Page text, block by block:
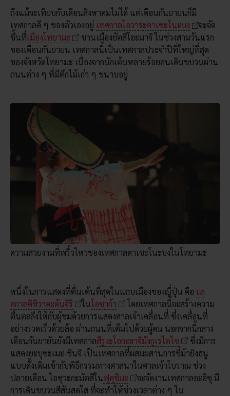
ถึงแม้จะเทียบกับเดือนสิงหาคมไม่ได้ แต่เดือนกันยายนก็มี
เทศกาลดี ๆ ของตัวเองอยู่ เทศกาลโอวาระคาเซะโนะบง
จะจัด
ขึ้นที่เมืองโทยามะ
ชานเมืองยัตสึโอะมาจิ ในช่วงสามวันแรก
ของเดือนกันยายน เทศกาลนี้เป็นเทศกาลประจำปีที่ใหญ่ที่สุด
ของจังหวัดโทยามะ เนื่องจากนักเต้นหลายร้อยคนเดินขบวนผ่าน
ถนนต่าง ๆ ที่มีตึกไม้เก่า ๆ ขนาบอยู่
ความสวยงามที่พริ้วไหวของเทศกาลคาเซะโนะบงในโทยามะ
หนึ่งในการแสดงที่ตื่นเต้นที่สุดในแถบเมืองของญี่ปุ่น คือ เท
ศกาลคิชิวาดะดันจิริ
ในโอซาก้า
โดยเทศกาลนี้จะสร้างความ
ตื่นตะลึงให้กับผู้ชมด้วยการแสดงศาลเจ้าเคลื่อนที่ ซึ่งเคลื่อนที่
อย่างรวดเร็วด้วยล้อ ผ่านถนนที่เต็มไปด้วยผู้คน นอกจากนี้กลาง
เดือนกันยายันยังมีเทศกาลสึรูงะโอกะฮาจิมังกูเรไตไซ
ซึ่งมีการ
แสดงยะบุซะเมะ-ชินจิ เป็นเทศกาลที่ผสมผสานการขี่ม้ายิงธนู
แบบดั้งเดิมเข้ากับพิธีกรรมทางศาสนาในศาลเจ้าโบราณ ช่วง
ปลายเดือน ไอซุวะกะมัตสึในฟุคุชิมะ
จะจัดงานเทศกาลอะอิซุ มี
การเดินขบวนสีสันสดใส ที่จะทำให้ช่วงเวลาต่าง ๆ ใน